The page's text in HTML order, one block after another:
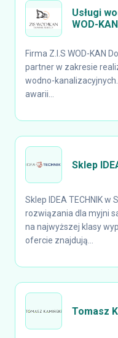
Usługi
WOD-
Firma Z.I.S WOD-KAN
partner w zakresie
wodno-
awarii...
Sklep
Sklep IDEA TECHNIK
rozwiązania dla myjni
na najwyższej klasy
ofercie znajdują...
Tomasz